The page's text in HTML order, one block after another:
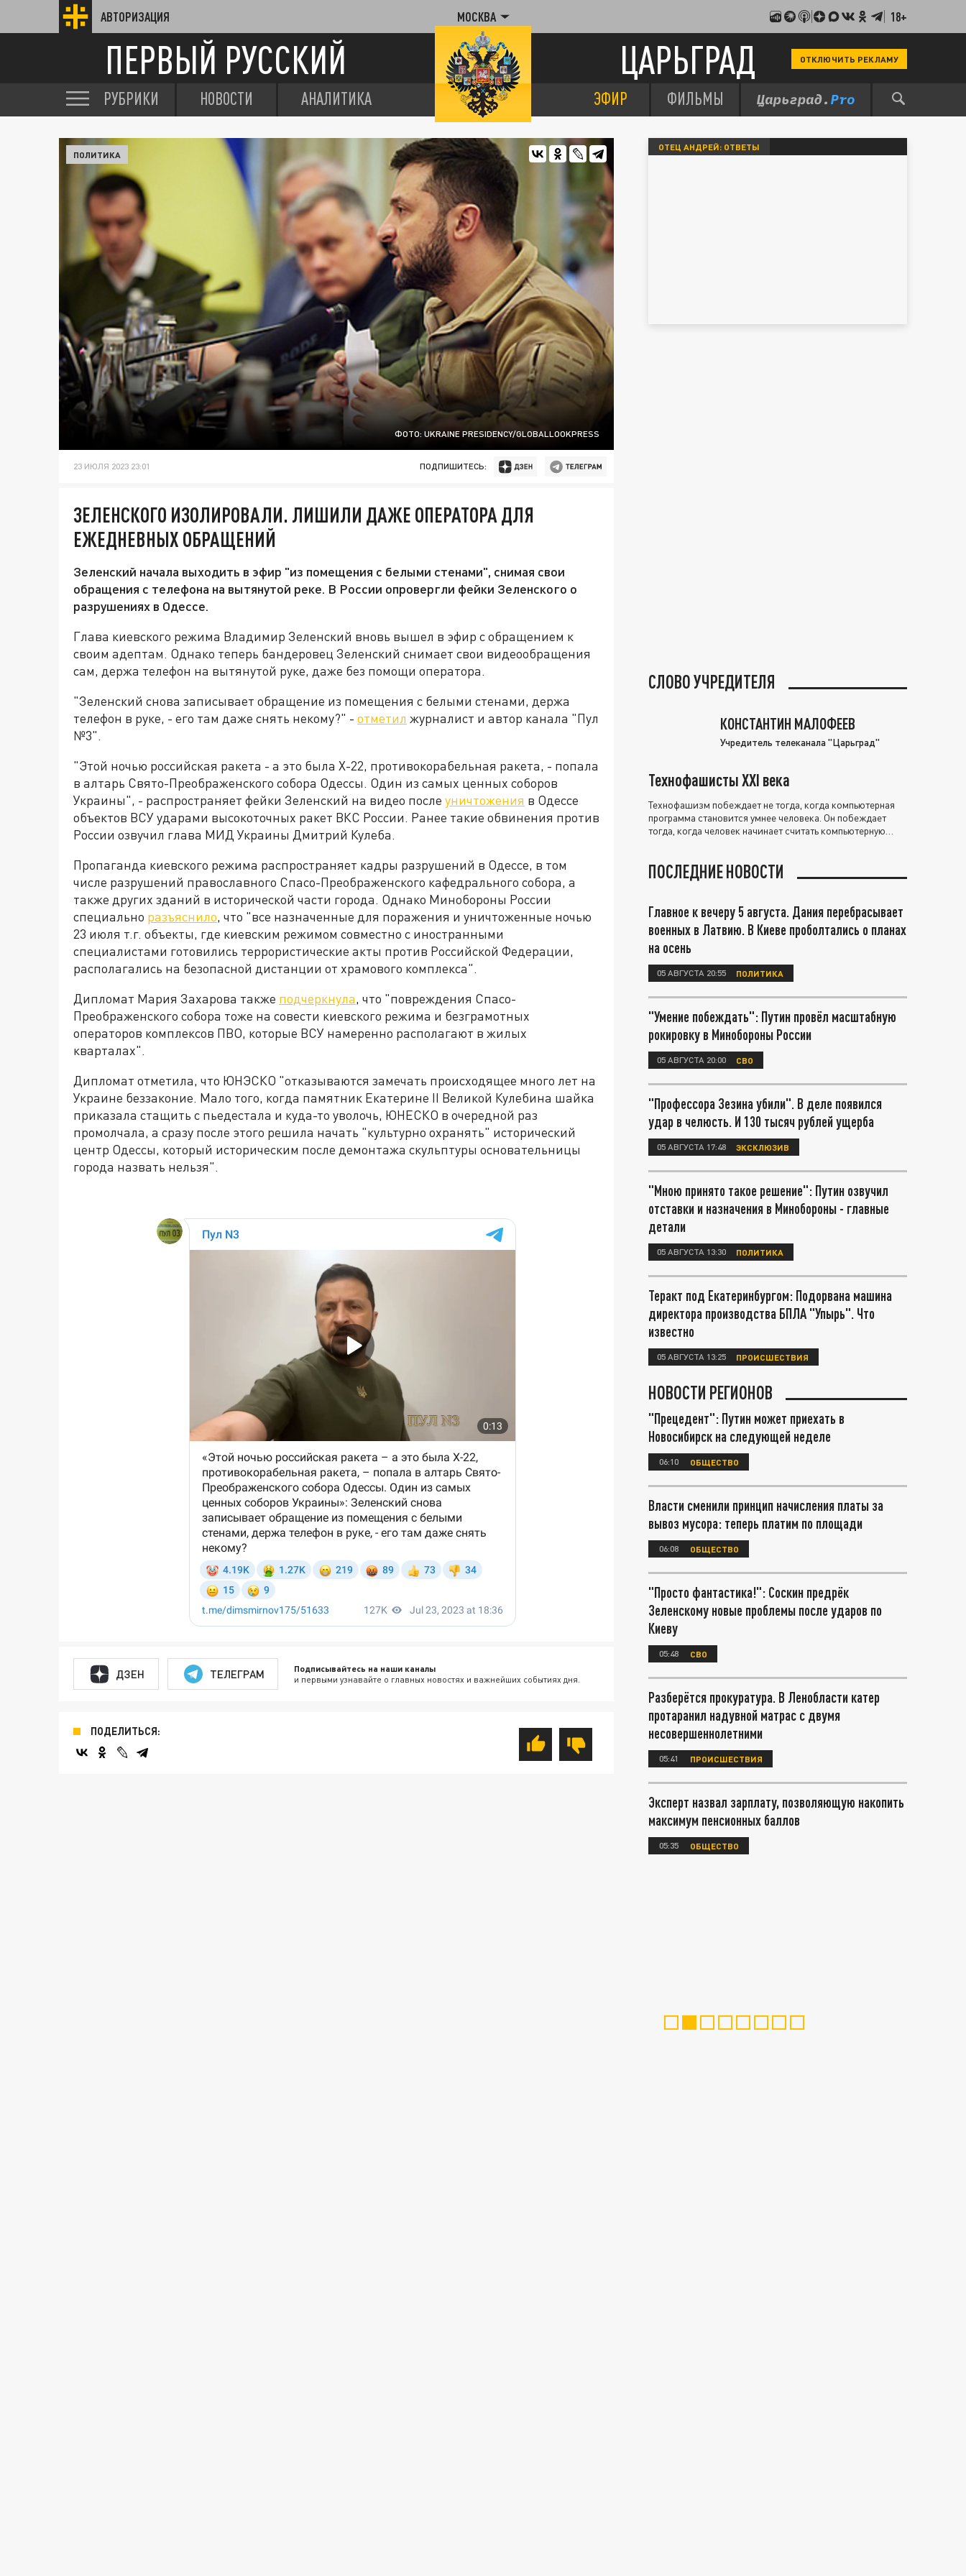
АВТОРИЗАЦИЯ МОСКВА 18+
ПЕРВЫЙ РУССКИЙ ЦАРЬГРАД ОТКЛЮЧИТЬ РЕКЛАМУ
РУБРИКИ НОВОСТИ АНАЛИТИКА ЭФИР ФИЛЬМЫ
ФОТО: UKRAINE PRESIDENCY/GLOBALLOOKPRESS
ПОЛИТИКА
23 ИЮЛЯ 2023 23:01 ПОДПИШИТЕСЬ:
ЗЕЛЕНСКОГО ИЗОЛИРОВАЛИ. ЛИШИЛИ ДАЖЕ ОПЕРАТОРА ДЛЯ
ЕЖЕДНЕВНЫХ ОБРАЩЕНИЙ
Зеленский начала выходить в эфир "из помещения с белыми стенами", снимая свои
обращения с телефона на вытянутой реке. В России опровергли фейки Зеленского о
разрушениях в Одессе.
Глава киевского режима Владимир Зеленский вновь вышел в эфир с обращением к
своим адептам. Однако теперь бандеровец Зеленский снимает свои видеообращения
сам, держа телефон на вытянутой руке, даже без помощи оператора.
"Зеленский снова записывает обращение из помещения с белыми стенами, держа
телефон в руке, - его там даже снять некому?" - отметил журналист и автор канала "Пул
№3".
"Этой ночью российская ракета - а это была Х-22, противокорабельная ракета, - попала
в алтарь Свято-Преображенского собора Одессы. Один из самых ценных соборов
Украины", - распространяет фейки Зеленский на видео после уничтожения в Одессе
объектов ВСУ ударами высокоточных ракет ВКС России. Ранее такие обвинения против
России озвучил глава МИД Украины Дмитрий Кулеба.
Пропаганда киевского режима распространяет кадры разрушений в Одессе, в том
числе разрушений православного Спасо-Преображенского кафедрального собора, а
также других зданий в исторической части города. Однако Минобороны России
специально разъяснило, что "все назначенные для поражения и уничтоженные ночью
23 июля т.г. объекты, где киевским режимом совместно с иностранными
специалистами готовились террористические акты против Российской Федерации,
располагались на безопасной дистанции от храмового комплекса".
Дипломат Мария Захарова также подчеркнула, что "повреждения Спасо-
Преображенского собора тоже на совести киевского режима и безграмотных
операторов комплексов ПВО, которые ВСУ намеренно располагают в жилых
кварталах".
Дипломат отметила, что ЮНЭСКО "отказываются замечать происходящее много лет на
Украине беззаконие. Мало того, когда памятник Екатерине II Великой Кулебина шайка
приказала стащить с пьедестала и куда-то уволочь, ЮНЕСКО в очередной раз
промолчала, а сразу после этого решила начать "культурно охранять" исторический
центр Одессы, который историческим после демонтажа скульптуры основательницы
города назвать нельзя".
ДЗЕН ТЕЛЕГРАМ Подписывайтесь на наши каналы
и первыми узнавайте о главных новостях и важнейших событиях дня.
ПОДЕЛИТЬСЯ:
ОТЕЦ АНДРЕЙ: ОТВЕТЫ
СЛОВО УЧРЕДИТЕЛЯ
КОНСТАНТИН МАЛОФЕЕВ
Учредитель телеканала "Царьград"
Технофашисты XXI века
Технофашизм побеждает не тогда, когда компьютерная
программа становится умнее человека. Он побеждает
тогда, когда человек начинает считать компьютерную
ПОСЛЕДНИЕ НОВОСТИ
Главное к вечеру 5 августа. Дания перебрасывает
военных в Латвию. В Киеве проболтались о планах
на осень
05 АВГУСТА 20:55 ПОЛИТИКА
"Умение побеждать": Путин провёл масштабную
рокировку в Минобороны России
05 АВГУСТА 20:00 СВО
"Профессора Зезина убили". В деле появился
удар в челюсть. И 130 тысяч рублей ущерба
05 АВГУСТА 17:48 ЭКСКЛЮЗИВ
"Мною принято такое решение": Путин озвучил
отставки и назначения в Минобороны - главные
детали
05 АВГУСТА 13:30 ПОЛИТИКА
Теракт под Екатеринбургом: Подорвана машина
директора производства БПЛА "Упырь". Что
известно
05 АВГУСТА 13:25 ПРОИСШЕСТВИЯ
НОВОСТИ РЕГИОНОВ
"Прецедент": Путин может приехать в
Новосибирск на следующей неделе
06:10 ОБЩЕСТВО
Власти сменили принцип начисления платы за
вывоз мусора: теперь платим по площади
06:08 ОБЩЕСТВО
"Просто фантастика!": Соскин предрёк
Зеленскому новые проблемы после ударов по
Киеву
05:48 СВО
Разберётся прокуратура. В Ленобласти катер
протаранил надувной матрас с двумя
несовершеннолетними
05:41 ПРОИСШЕСТВИЯ
Эксперт назвал зарплату, позволяющую накопить
максимум пенсионных баллов
05:35 ОБЩЕСТВО